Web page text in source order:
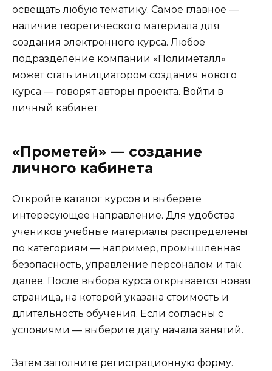
освещать любую тематику. Самое главное —
наличие теоретического материала для
создания электронного курса. Любое
подразделение компании «Полиметалл»
может стать инициатором создания нового
курса — говорят авторы проекта. Войти в
личный кабинет
«Прометей» — создание
личного кабинета
Откройте каталог курсов и выберете
интересующее направление. Для удобства
учеников учебные материалы распределены
по категориям — например, промышленная
безопасность, управление персоналом и так
далее. После выбора курса открывается новая
страница, на которой указана стоимость и
длительность обучения. Если согласны с
условиями — выберите дату начала занятий.
Затем заполните регистрационную форму.